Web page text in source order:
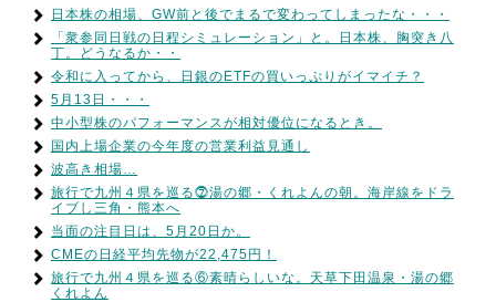
日本株の相場、GW前と後でまるで変わってしまったな・・・
「衆参同日戦の日程シミュレーション」と。日本株、胸突き八
丁。どうなるか・・
令和に入ってから、日銀のETFの買いっぷりがイマイチ？
5月13日・・・
中小型株のパフォーマンスが相対優位になるとき。
国内上場企業の今年度の営業利益見通し
波高き相場…
旅行で九州４県を巡る⓻湯の郷・くれよんの朝。海岸線をドラ
イブし三角・熊本へ
当面の注目日は、5月20日か。
CMEの日経平均先物が22,475円！
旅行で九州４県を巡る⑥素晴らしいな。天草下田温泉・湯の郷
くれよん